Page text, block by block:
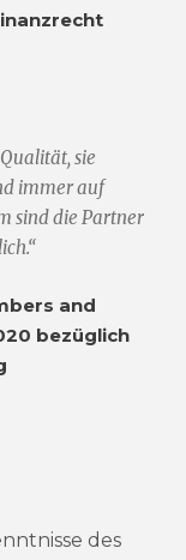
sie
immer auf
sind die Partner
and
bezüglich
des